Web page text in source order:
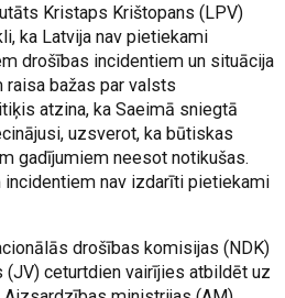
Kristaps Krištopans (LPV)
ka Latvija nav pietiekami
drošības incidentiem un situācija
bažas par valsts
atzina, ka Saeimā sniegtā
uzsverot, ka būtiskas
gadījumiem neesot notikušas.
nav izdarīti pietiekami
drošības komisijas (NDK)
ceturtdien vairījies atbildēt uz